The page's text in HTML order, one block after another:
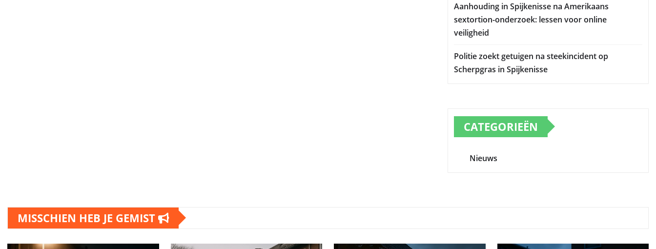
Aanhouding in Spijkenisse na Amerikaans
sextortion-onderzoek: lessen voor online
veiligheid
Politie zoekt getuigen na steekincident op
Scherpgras in Spijkenisse
CATEGORIEËN
Nieuws
MISSCHIEN HEB JE GEMIST